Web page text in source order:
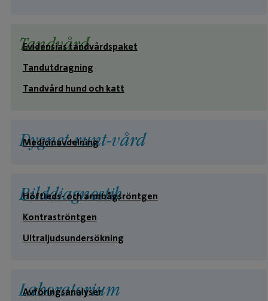
Tandvård
Evidensias tandvårdspaket
Tandutdragning
Tandvård hund och katt
Dygnet-runt-vård
Medicinavdelning
Bilddiagnostik
Höftleds- och armbågsröntgen
Kontraströntgen
Ultraljudsundersökning
Laboratorium
Avföringsanalyser